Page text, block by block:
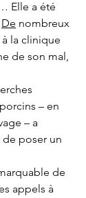
Elle a été
De nombreux
la clinique
de son mal,
– en
– a
poser un
de
appels à